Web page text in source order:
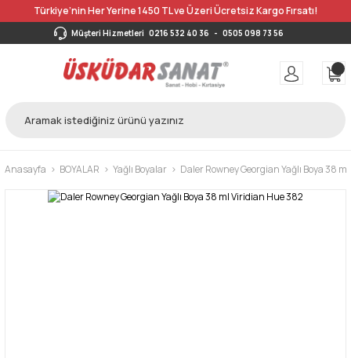
Türkiye’nin Her Yerine 1450 TL ve Üzeri Ücretsiz Kargo Fırsatı!
Müşteri Hizmetleri 0216 532 40 36 - 0505 098 73 56
Anasayfa BOYALAR Yağlı Boyalar Daler Rowney Georgian Yağlı Boya 38 ml